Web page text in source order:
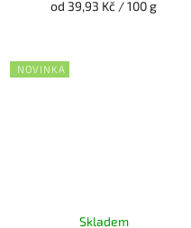
od 39,93 Kč / 100 g
NOVINKA
Skladem